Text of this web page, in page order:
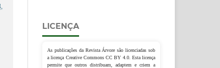
LICENÇA
As publicações da Revista Árvore são licenciadas sob
a licença Creative Commons CC BY 4.0. Esta licença
permite que outros distribuam, adaptem e criem a